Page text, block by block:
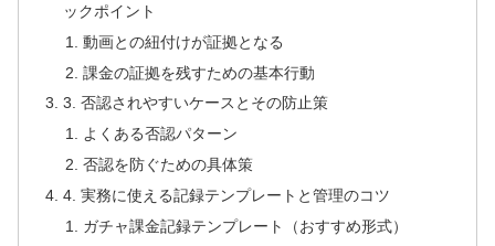
ックポイント
動画との紐付けが証拠となる
課金の証拠を残すための基本行動
3. 否認されやすいケースとその防止策
よくある否認パターン
否認を防ぐための具体策
4. 実務に使える記録テンプレートと管理のコツ
ガチャ課金記録テンプレート（おすすめ形式）